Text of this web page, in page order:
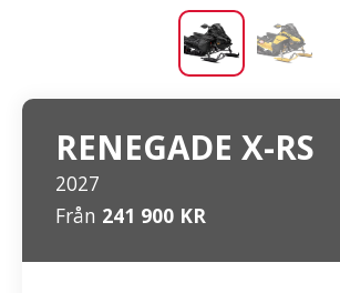
RENEGADE X-RS
2027
Från 241 900 KR